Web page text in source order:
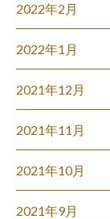
2022年2月
2022年1月
2021年12月
2021年11月
2021年10月
2021年9月